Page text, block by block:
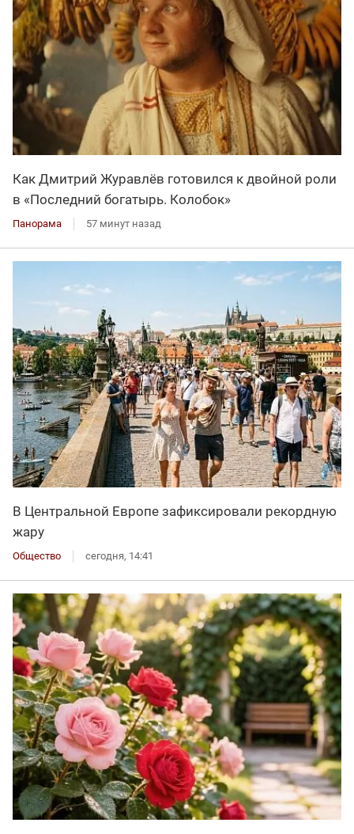
Как Дмитрий Журавлёв готовился к двойной роли
в «Последний богатырь. Колобок»
Панорама 57 минут назад
В Центральной Европе зафиксировали рекордную
жару
Общество сегодня, 14:41